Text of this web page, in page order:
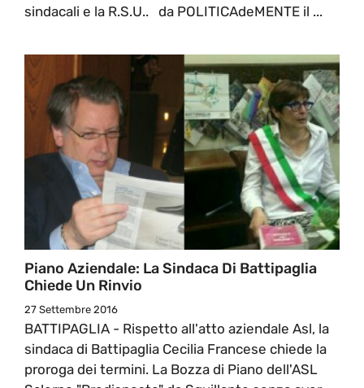
sindacali e la R.S.U.. da POLITICAdeMENTE il ...
Piano Aziendale: La Sindaca Di Battipaglia
Chiede Un Rinvio
27 Settembre 2016
BATTIPAGLIA - Rispetto all'atto aziendale Asl, la
sindaca di Battipaglia Cecilia Francese chiede la
proroga dei termini. La Bozza di Piano dell'ASL